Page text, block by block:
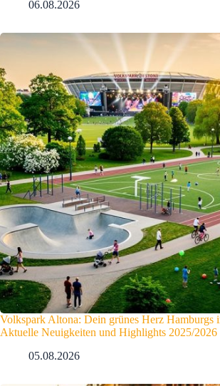
06.08.2026
Volkspark Altona: Dein grünes Herz Hamburgs
Aktuelle Neuigkeiten und Highlights 2025/2026
05.08.2026